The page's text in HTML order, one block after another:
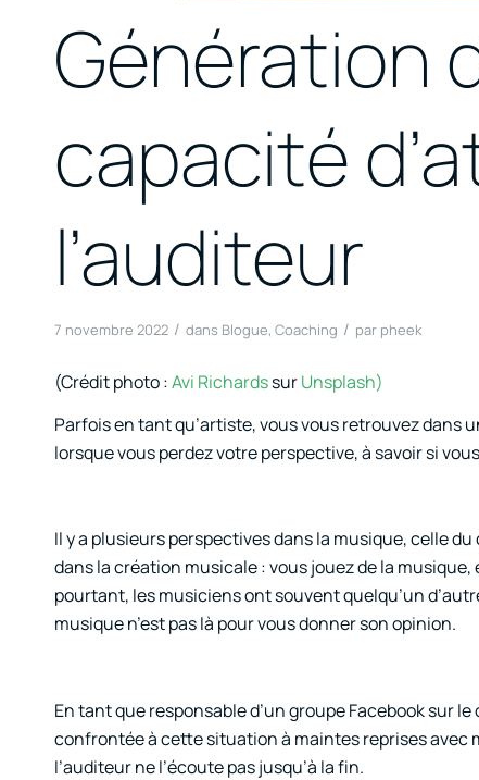
Génération
capacité
l’auditeur
7 novembre 2022 / dans Blogue, Coaching / par pheek
(Crédit photo :Avi RichardssurUnsplash)
Parfois en tant qu’artiste, vous vous retrouvez dans
lorsque vous perdez votre perspective, à savoir si
Il y a plusieurs perspectives dans la musique, celle
dans la création musicale : vous jouez de la
pourtant, les musiciens ont souvent quelqu’un
musique n’est pas là pour vous donner son opinion.
En tant que responsable d’un groupe Facebook sur le
confrontée à cette situation à maintes reprises
l’auditeur ne l’écoute pas jusqu’à la fin.